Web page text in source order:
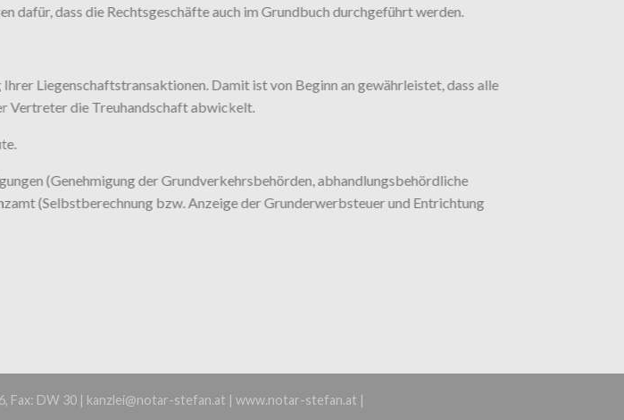
dafür, dass die Rechtsgeschäfte auch im Grundbuch durchgeführt werden.
Liegenschaftstransaktionen. Damit ist von Beginn an gewährleistet, dass alle
Vertreter die Treuhandschaft abwickelt.
(Genehmigung der Grundverkehrsbehörden, abhandlungsbehördliche
(Selbstberechnung bzw. Anzeige der Grunderwerbsteuer und Entrichtung
Fax: DW 30 | kanzlei@notar-stefan.at | www.notar-stefan.at |